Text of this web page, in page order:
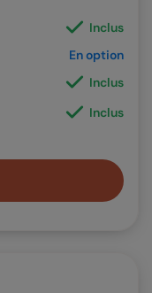
Inclus
En option
Inclus
Inclus